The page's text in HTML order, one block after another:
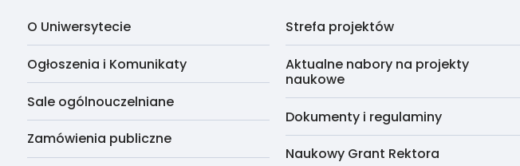
O Uniwersytecie
Ogłoszenia i Komunikaty
Sale ogólnouczelniane
Zamówienia publiczne
Strefa projektów
Aktualne nabory na projekty
naukowe
Dokumenty i regulaminy
Naukowy Grant Rektora